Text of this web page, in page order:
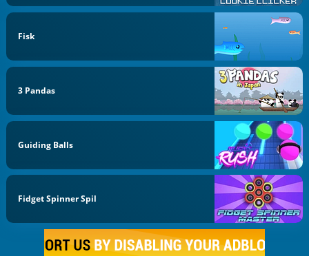
Fisk
3 Pandas
Guiding Balls
Fidget Spinner Spil